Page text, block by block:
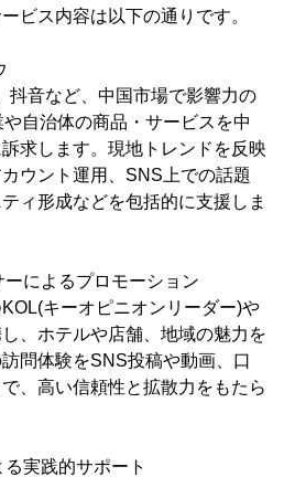
ビス内容は以下の通りです。
抖音など、中国市場で影響力の
自治体の商品・サービスを中
求します。現地トレンドを反映
ウント運用、SNS上での話題
ィ形成などを包括的に支援しま
によるプロモーション
キーオピニオンリーダー)や
、ホテルや店舗、地域の魅力を
問体験をSNS投稿や動画、口
、高い信頼性と拡散力をもたら
実践的サポート